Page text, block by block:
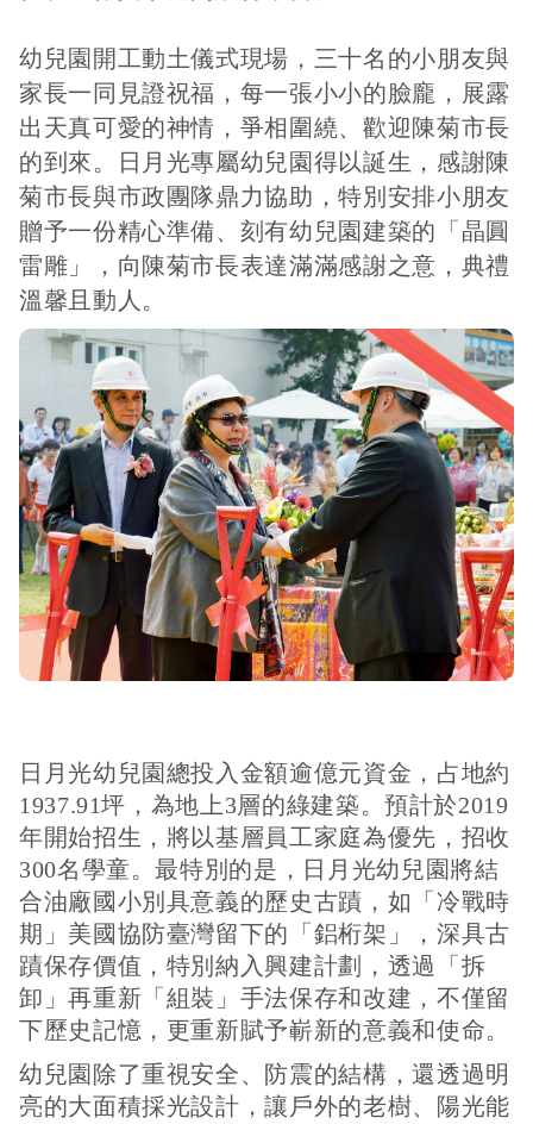
公共給水
鐵道交通
鐵道立體化
捷運
工作報告及財務報表
接受及支付捐補助名冊
工作計畫及經費預算
誠信經營規範
幼兒園開工動土儀式現場，三十名的小朋友與
家長一同見證祝福，每一張小小的臉龐，展露
出天真可愛的神情，爭相圍繞、歡迎陳菊市長
的到來。日月光專屬幼兒園得以誕生，感謝陳
菊市長與市政團隊鼎力協助，特別安排小朋友
贈予一份精心準備、刻有幼兒園建築的「晶圓
雷雕」，向陳菊市長表達滿滿感謝之意，典禮
溫馨且動人。
日月光幼兒園總投入金額逾億元資金，占地約
1937.91坪，為地上3層的綠建築。預計於2019
年開始招生，將以基層員工家庭為優先，招收
300名學童。最特別的是，日月光幼兒園將結
合油廠國小別具意義的歷史古蹟，如「冷戰時
期」美國協防臺灣留下的「鋁桁架」，深具古
蹟保存價值，特別納入興建計劃，透過「拆
卸」再重新「組裝」手法保存和改建，不僅留
下歷史記憶，更重新賦予嶄新的意義和使命。
幼兒園除了重視安全、防震的結構，還透過明
亮的大面積採光設計，讓戶外的老樹、陽光能